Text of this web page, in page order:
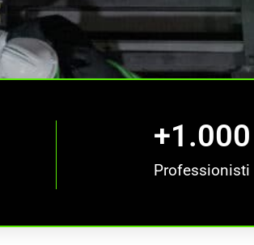
Professionisti
+1.000